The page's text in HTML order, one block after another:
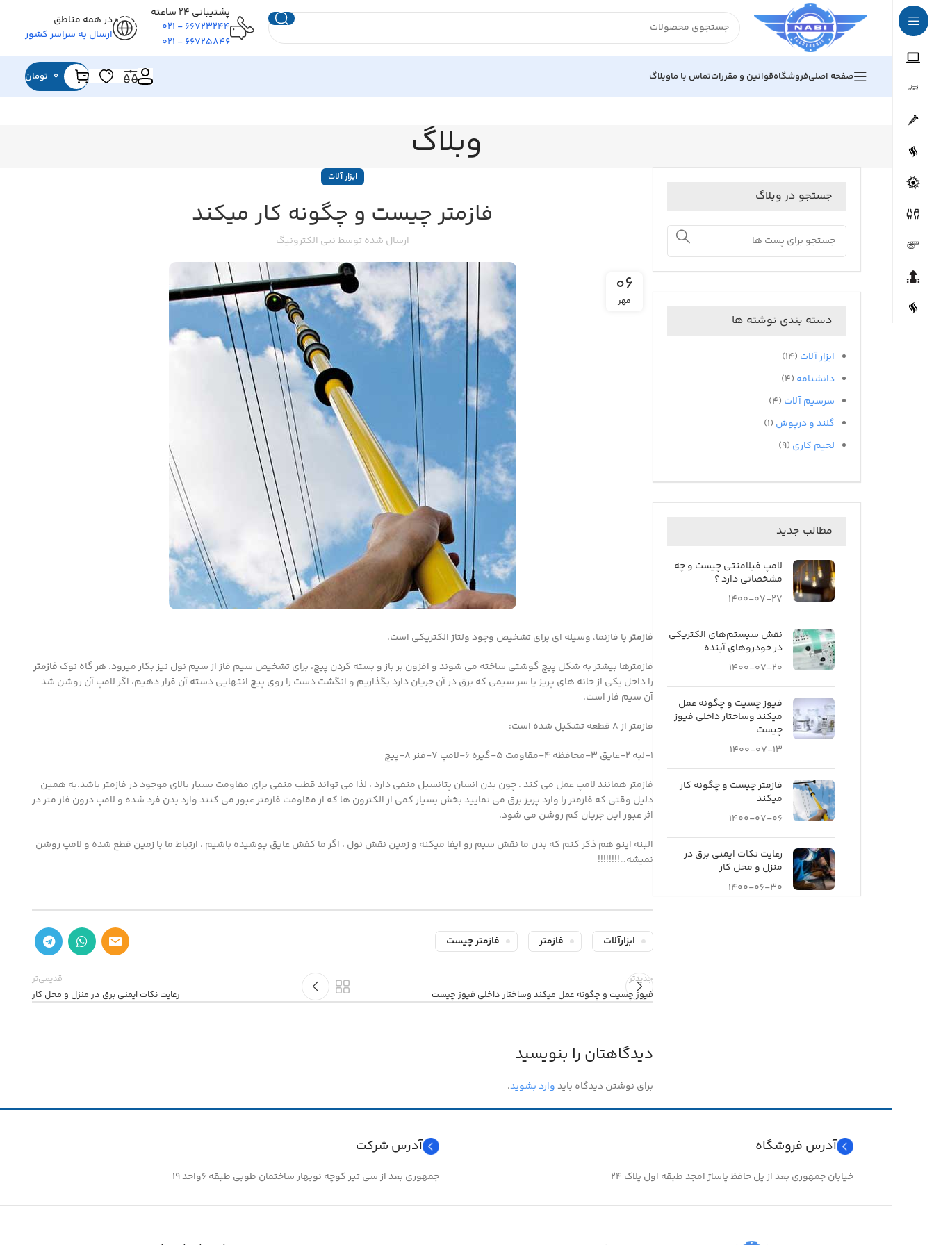
پشتیبانی ۲۴ ساعته
۶۶۷۲۳۲۴۴ - ۰۲۱
۶۶۷۲۵۸۴۶ - ۰۲۱
در همه مناطق
ارسال به سراسر کشور
صفحه اصلیفروشگاهقوانین و مقرراتتماس با ماوبلاگ 0 تومان
وبلاگ
ابزار آلات
فازمتر چیست و چگونه کار میکند
ارسال شده توسط نبی الکترونیگ
۰۶
مهر
فازمتریا فازنما، وسیله ای برای تشخیص وجود ولتاژ الکتریکی است.
فازمترها بیشتر به شکل پیچ گوشتی ساخته می شوند و افزون بر باز و بسته کردن پیچ، برای تشخیص سیم فاز از سیم نول نیز بکار میرود. هر گاه نوک فازمتر
را داخل یکی از خانه های پریز یا سر سیمی که برق در آن جریان دارد بگذاریم و انگشت دست را روی پیچ انتهایی دسته آن قرار دهیم، اگر لامپ آن روشن شد
آن سیم فاز است.
فازمتر از ۸ قطعه تشکیل شده است:
۱-لبه ۲-عایق ۳-محافظه ۴-مقاومت ۵-گیره ۶-لامپ ۷-فنر ۸-پیچ
فازمتر همانند لامپ عمل مي کند . چون بدن انسان پتانسيل منفي دارد ، لذا مي تواند قطب منفي براي مقاومت بسيار بالاي موجود در فازمتر باشد.به همين
دليل وقتي که فازمتر را وارد پريز برق مي نماييد بخش بسيار کمي از الکترون ها که از مقاومت فازمتر عبور مي کنند وارد بدن فرد شده و لامپ درون فاز متر در
اثر عبور اين جريان کم روشن مي شود.
البنه اینو هم ذکر کنم که بدن ما نقش سیم رو ایفا میکنه و زمین نقش نول ، اگر ما كفش عايق پوشيده باشيم ، ارتباط ما با زمين قطع شده و لامپ روشن
نميشه…!!!!!!!!
ابزارآلات فازمتر فازمتر چیست
جدیدتر
فیوز چسیت و چگونه عمل میکند وساختار داخلی فیوز چیست
قدیمی‌تر
رعایت نکات ایمنی برق در منزل و محل کار
دیدگاهتان را بنویسید
برای نوشتن دیدگاه بایدوارد بشوید.
جستجو در وبلاگ
دسته بندی نوشته ها
ابزار آلات (۱۴)
دانشنامه (۴)
سرسیم آلات (۴)
گلند و درپوش (۱)
لحیم کاری (۹)
مطالب جدید
لامپ فیلامنتی چیست و چه
مشخصاتی دارد ؟
۱۴۰۰-۰۷-۲۷
نقش سیستم‌های الکتریکی
در خودروهای آینده
۱۴۰۰-۰۷-۲۰
فیوز چسیت و چگونه عمل
میکند وساختار داخلی فیوز
چیست
۱۴۰۰-۰۷-۱۳
فازمتر چیست و چگونه کار
میکند
۱۴۰۰-۰۷-۰۶
رعایت نکات ایمنی برق در
منزل و محل کار
۱۴۰۰-۰۶-۳۰
آدرس فروشگاه
خیابان جمهوری بعد از پل حافظ پاساژ امجد طبقه اول پلاک ۲۴
آدرس شرکت
جمهوری بعد از سی تیر کوچه نوبهار ساختمان طوبی طبقه ۶واحد ۱۹